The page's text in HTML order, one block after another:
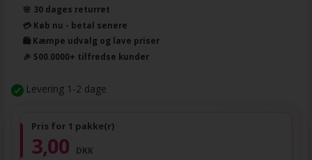
🌸 30 dages returret
💳 Køb nu - betal senere
🛍️ Kæmpe udvalg og lave priser
🎉 500.0000+ tilfredse kunder
Levering 1-2 dage
Pris for 1 pakke(r)
3,00 DKK